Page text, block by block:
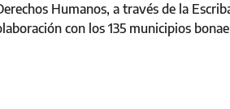
Humanos, a través de la
con los 135 municipios